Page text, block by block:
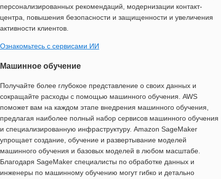
персонализированных рекомендаций, модернизации контакт-
центра, повышения безопасности и защищенности и увеличения
активности клиентов.
Ознакомьтесь с сервисами ИИ
Машинное обучение
Получайте более глубокое представление о своих данных и
сокращайте расходы с помощью машинного обучения. AWS
поможет вам на каждом этапе внедрения машинного обучения,
предлагая наиболее полный набор сервисов машинного обучения
и специализированную инфраструктуру. Amazon SageMaker
упрощает создание, обучение и развертывание моделей
машинного обучения и базовых моделей в любом масштабе.
Благодаря SageMaker специалисты по обработке данных и
инженеры по машинному обучению могут гибко и детально